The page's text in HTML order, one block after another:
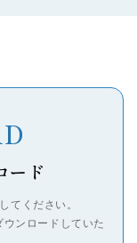
ド系
レザー系
ード
てください。
ンロードしていた